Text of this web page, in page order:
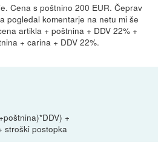
Cena s poštnino 200 EUR. Čeprav
pogledal komentarje na netu mi še
artikla + poštnina + DDV 22% +
+ carina + DDV 22%.
+
stroški postopka